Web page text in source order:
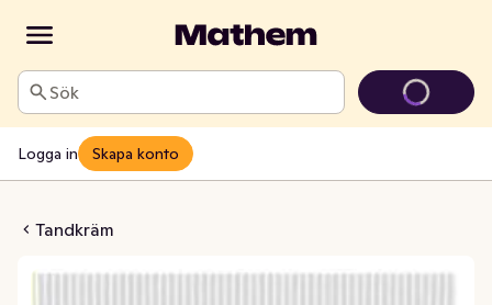
Sök
Logga in Skapa konto
Tandkräm
Karies Kontroll